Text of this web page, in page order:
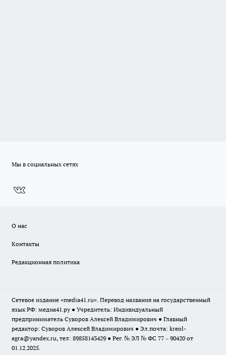
Мы в социальных сетях
О нас
Контакты
Редакционная политика
Сетевое издание «media41.ru». Перевод названия на государственный
язык РФ: медиа41.ру ● Учредитель: Индивидуальный
предприниматель Суворов Алексей Владимирович ● Главный
редактор: Суворов Алексей Владимирович ● Эл.почта: kreol-
agra@yandex.ru, тел: 89858143429 ● Рег. № ЭЛ № ФС 77 – 90420 от
01.12.2025.